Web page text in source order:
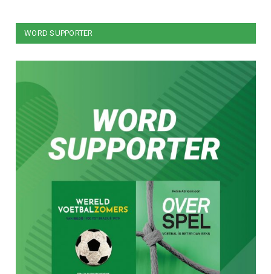
WORD SUPPORTER